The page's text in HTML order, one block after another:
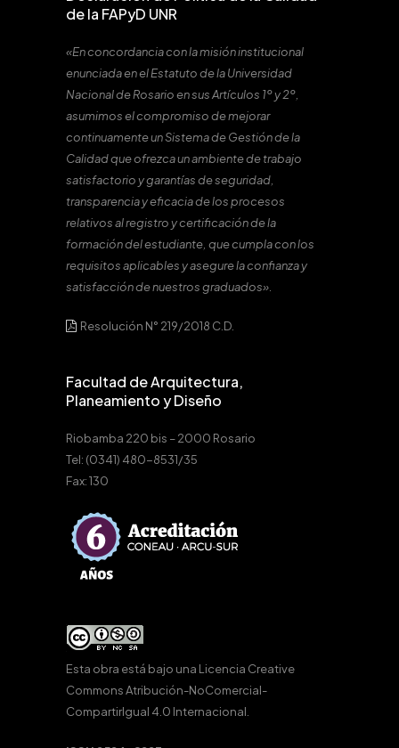
de la FAPyD UNR
«En concordancia con la misión institucional
enunciada en el Estatuto de la Universidad
Nacional de Rosario en sus Artículos 1º y 2º,
asumimos el compromiso de mejorar
continuamente un Sistema de Gestión de la
Calidad que ofrezca un ambiente de trabajo
satisfactorio y garantías de seguridad,
transparencia y eficacia de los procesos
relativos al registro y certificación de la
formación del estudiante, que cumpla con los
requisitos aplicables y asegure la confianza y
satisfacción de nuestros graduados».
Resolución N° 219/2018 C.D.
Facultad de Arquitectura,
Planeamiento y Diseño
Riobamba 220 bis – 2000 Rosario
Tel: (0341) 480-8531/35
Fax: 130
Esta obra está bajo una Licencia Creative
Commons Atribución-NoComercial-
CompartirIgual 4.0 Internacional.